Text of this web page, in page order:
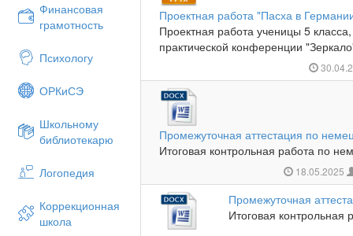
Финансовая
грамотность
Психологу
ОРКиСЭ
Школьному
библиотекарю
Логопедия
Коррекционная
школа
Проектная работа "Пасха в
Проектная работа ученицы 5
практической конференции
Промежуточная аттестация по
Итоговая контрольная работа по
18.05.2025
Промежуточная
Итоговая контрольная